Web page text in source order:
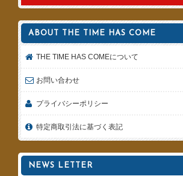
ABOUT THE TIME HAS COME
THE TIME HAS COMEについて
お問い合わせ
プライバシーポリシー
特定商取引法に基づく表記
NEWS LETTER